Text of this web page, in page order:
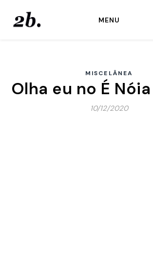
MENU
MISCELÂNEA
Olha eu no É
10/12/2020